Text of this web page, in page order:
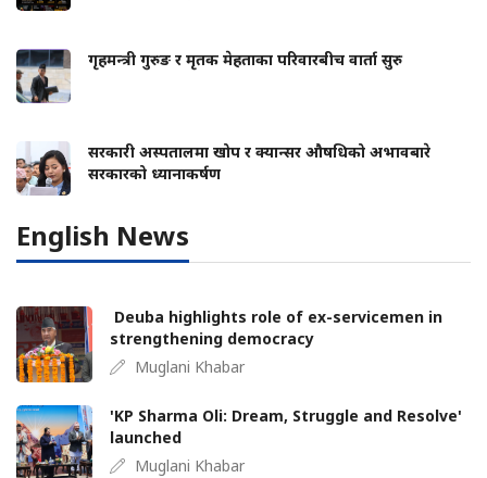
गृहमन्त्री गुरुङ र मृतक मेहताका परिवारबीच वार्ता सुरु
सरकारी अस्पतालमा खोप र क्यान्सर औषधिको अभावबारे
सरकारको ध्यानाकर्षण
English News
Deuba highlights role of ex-servicemen in
strengthening democracy
Muglani Khabar
'KP Sharma Oli: Dream, Struggle and Resolve'
launched
Muglani Khabar